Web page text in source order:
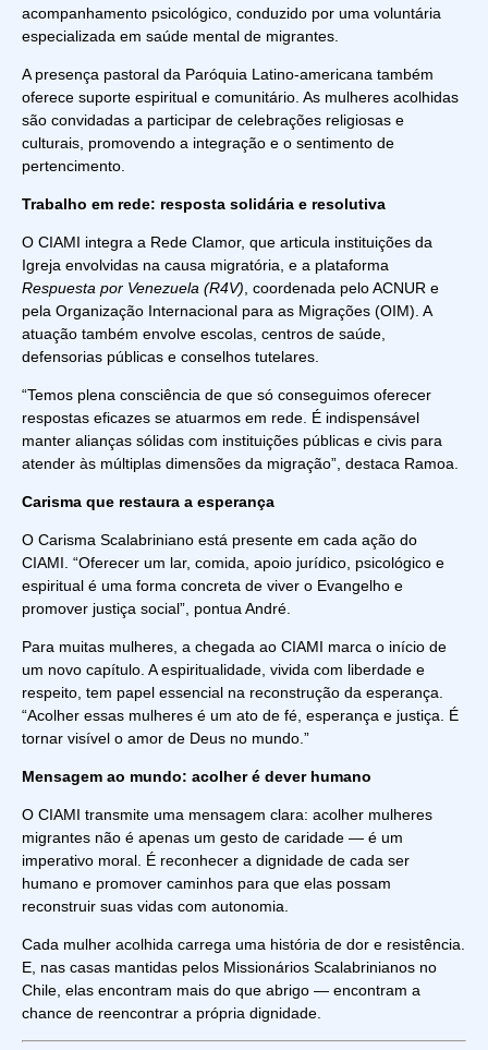
acompanhamento psicológico, conduzido por uma voluntária
especializada em saúde mental de migrantes.
A presença pastoral da Paróquia Latino-americana também
oferece suporte espiritual e comunitário. As mulheres acolhidas
são convidadas a participar de celebrações religiosas e
culturais, promovendo a integração e o sentimento de
pertencimento.
Trabalho em rede: resposta solidária e resolutiva
O CIAMI integra a Rede Clamor, que articula instituições da
Igreja envolvidas na causa migratória, e a plataforma
Respuesta por Venezuela (R4V) , coordenada pelo ACNUR e
pela Organização Internacional para as Migrações (OIM). A
atuação também envolve escolas, centros de saúde,
defensorias públicas e conselhos tutelares.
“Temos plena consciência de que só conseguimos oferecer
respostas eficazes se atuarmos em rede. É indispensável
manter alianças sólidas com instituições públicas e civis para
atender às múltiplas dimensões da migração”, destaca Ramoa.
Carisma que restaura a esperança
O Carisma Scalabriniano está presente em cada ação do
CIAMI. “Oferecer um lar, comida, apoio jurídico, psicológico e
espiritual é uma forma concreta de viver o Evangelho e
promover justiça social”, pontua André.
Para muitas mulheres, a chegada ao CIAMI marca o início de
um novo capítulo. A espiritualidade, vivida com liberdade e
respeito, tem papel essencial na reconstrução da esperança.
“Acolher essas mulheres é um ato de fé, esperança e justiça. É
tornar visível o amor de Deus no mundo.”
Mensagem ao mundo: acolher é dever humano
O CIAMI transmite uma mensagem clara: acolher mulheres
migrantes não é apenas um gesto de caridade — é um
imperativo moral. É reconhecer a dignidade de cada ser
humano e promover caminhos para que elas possam
reconstruir suas vidas com autonomia.
Cada mulher acolhida carrega uma história de dor e resistência.
E, nas casas mantidas pelos Missionários Scalabrinianos no
Chile, elas encontram mais do que abrigo — encontram a
chance de reencontrar a própria dignidade.